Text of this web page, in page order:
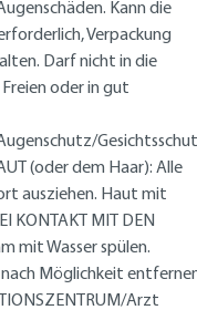
Kann die
Verpackung
Darf nicht in die
oder in gut
(oder dem Haar): Alle
ausziehen. Haut mit
KONTAKT MIT DEN
mit Wasser spülen.
Möglichkeit
Arzt